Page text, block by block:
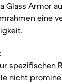
Glass Armor
eine
spezifischen
nicht